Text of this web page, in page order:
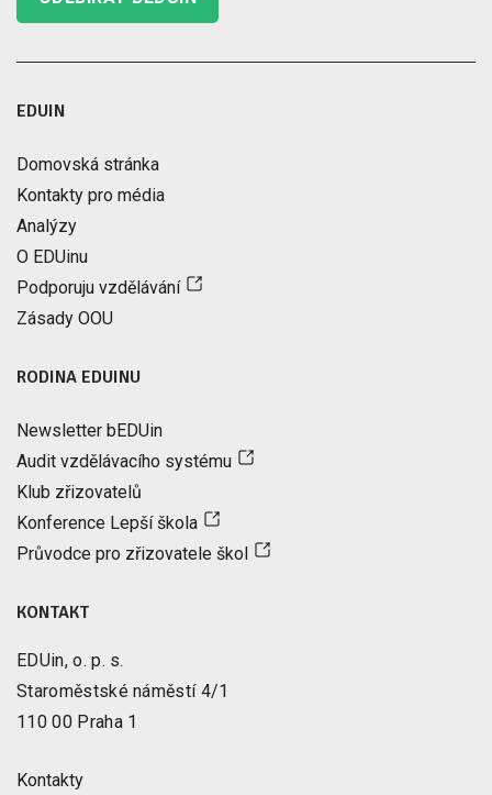
EDUIN
Domovská stránka
Kontakty pro média
Analýzy
O EDUinu
Podporuju vzdělávání
Zásady OOU
RODINA EDUINU
Newsletter bEDUin
Audit vzdělávacího systému
Klub zřizovatelů
Konference Lepší škola
Průvodce pro zřizovatele škol
KONTAKT
EDUin, o. p. s.
Staroměstské náměstí 4/1
110 00 Praha 1
Kontakty